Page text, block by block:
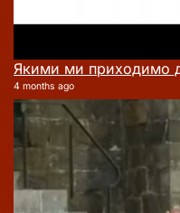
Якими ми приходимо
4 months ago